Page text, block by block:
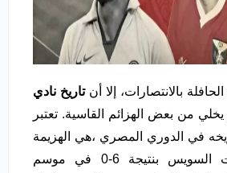
بالانتصارات، إلا أنتاريخ نادي
يخلي من بعض الهزائم القاسية. تعتبر
في الدوري المصري ،هي الهزيمة
أمام فريق أسمنت السويس بنتيجة 6-0 في موسم